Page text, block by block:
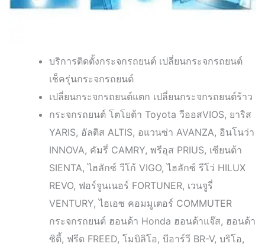
บริการติดตั้งกระจกรถยนต์ เปลี่ยนกระจกรถยนต์
เช็ครุ่นกระจกรถยนต์
เปลี่ยนกระจกรถยนต์แตก เปลี่ยนกระจกรถยนต์ร้าว
กระจกรถยนต์ โตโยต้า Toyota วีออสVIOS, ยาริส
YARIS, อัลติส ALTIS, อแวนซ่า AVANZA, อินโนว่า
INNOVA, คัมรี่ CAMRY, พรีอุส PRIUS, เซียนต้า
SIENTA, ไฮลักซ์ วีโก้ VIGO, ไฮลักซ์ รีโว่ HILUX
REVO, ฟอร์จูนเนอร์ FORTUNER, เวนจูรี่
VENTURY, ไฮเอซ คอมมูเตอร์ COMMUTER
กระจกรถยนต์ ฮอนด้า Honda ฮอนด้าแจ๊ส, ฮอนด้า
ซิตี้, ฟรีด FREED, โมบิลิโอ, บีอาร์วี BR-V, บริโอ,